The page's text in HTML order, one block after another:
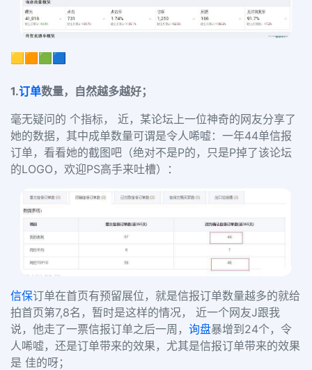
🟨🟧🟩🟦
1.订单数量，自然越多越好；
毫无疑问的 个指标， 近，某论坛上一位神奇的网友分享了
她的数据，其中成单数量可谓是令人唏嘘：一年44单信报
订单，看看她的截图吧（绝对不是P的，只是P掉了该论坛
的LOGO，欢迎PS高手来吐槽）：
信保订单在首页有预留展位，就是信报订单数量越多的就给
拍首页第7,8名，暂时是这样的情况， 近一个网友J跟我
说，他走了一票信报订单之后一周， 询盘暴增到24个，令
人唏嘘，还是订单带来的效果，尤其是信报订单带来的效果
是 佳的呀；